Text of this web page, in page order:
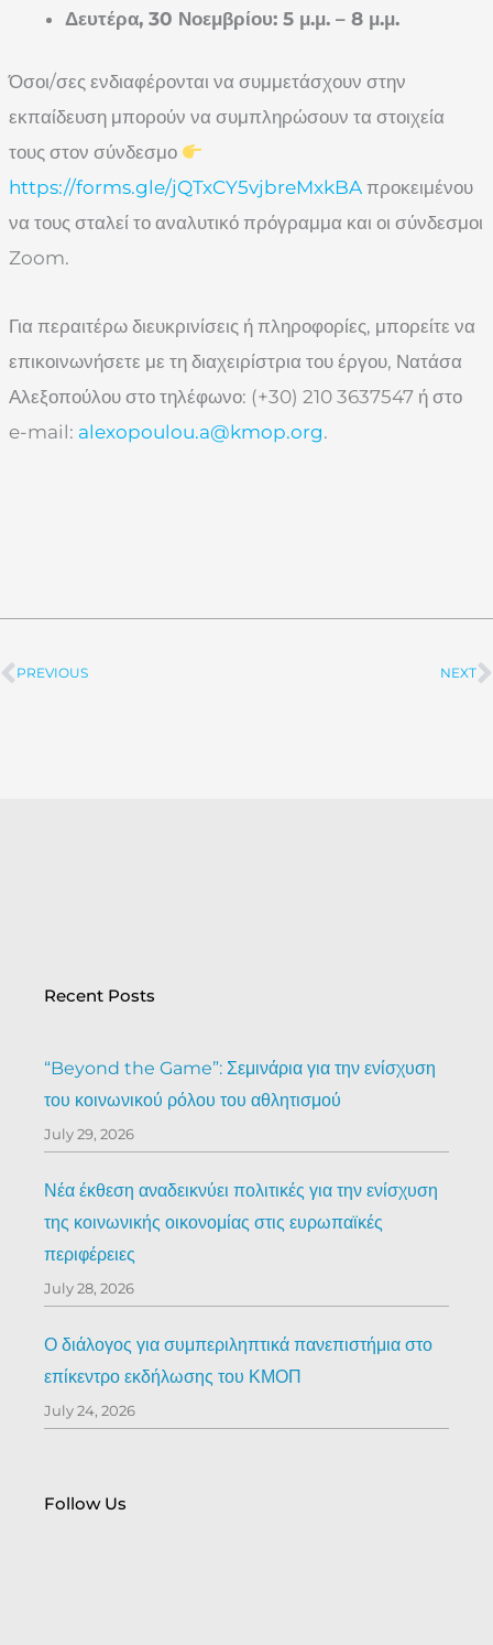
Δευτέρα, 30 Νοεμβρίου: 5 μ.μ. – 8 μ.μ.
Όσοι/σες ενδιαφέρονται να συμμετάσχουν στην
εκπαίδευση μπορούν να συμπληρώσουν τα στοιχεία
τους στον σύνδεσμο
https://forms.gle/jQTxCY5vjbreMxkBA προκειμένου
να τους σταλεί το αναλυτικό πρόγραμμα και οι σύνδεσμοι
Zoom.
Για περαιτέρω διευκρινίσεις ή πληροφορίες, μπορείτε να
επικοινωνήσετε με τη διαχειρίστρια του έργου, Νατάσα
Αλεξοπούλου στο τηλέφωνο: (+30) 210 3637547 ή στο
e-mail: alexopoulou.a@kmop.org.
Prev
PREVIOUS NEXT
Recent Posts
“Beyond the Game”: Σεμινάρια για την ενίσχυση
του κοινωνικού ρόλου του αθλητισμού
July 29, 2026
Νέα έκθεση αναδεικνύει πολιτικές για την ενίσχυση
της κοινωνικής οικονομίας στις ευρωπαϊκές
περιφέρειες
July 28, 2026
Ο διάλογος για συμπεριληπτικά πανεπιστήμια στο
επίκεντρο εκδήλωσης του ΚΜΟΠ
July 24, 2026
Follow Us